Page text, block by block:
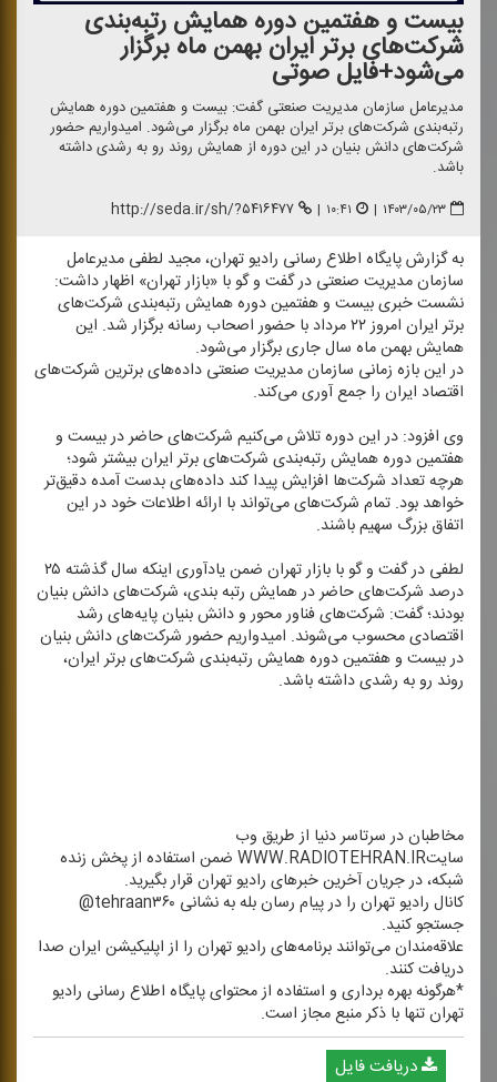
بیست و هفتمین دوره همایش رتبه‌بندی
شركت‌های برتر ایران بهمن ماه برگزار
می‌شود+فایل صوتی
مدیرعامل سازمان مدیریت صنعتی گفت: بیست و هفتمین دوره همایش
رتبه‌بندی شركت‌های برتر ایران بهمن ماه برگزار می‌شود. امیدواریم حضور
شركت‌های دانش بنیان در این دوره از همایش روند رو به رشدی داشته
باشد.
۱۴۰۳/۰۵/۲۳ | ۱۰:۴۱ | http://seda.ir/sh/?۵۴۱۶۴۷۷
به گزارش پایگاه اطلاع رسانی رادیو تهران، مجید لطفی مدیرعامل
سازمان مدیریت صنعتی در گفت و گو با «بازار تهران» اظهار داشت:
نشست خبری بیست و هفتمین دوره همایش رتبه‌بندی شركت‌های
برتر ایران امروز ۲۲ مرداد با حضور اصحاب رسانه برگزار شد. این
همایش بهمن ماه سال جاری برگزار می‌شود.
در این بازه زمانی سازمان مدیریت صنعتی داده‌های برترین شركت‌های
اقتصاد ایران را جمع آوری می‌كند.
وی افزود: در این دوره تلاش می‌كنیم شركت‌های حاضر در بیست و
هفتمین دوره همایش رتبه‌بندی شركت‌های برتر ایران بیشتر شود؛
هرچه تعداد شركت‌ها افزایش پیدا كند داده‌های بدست آمده دقیق‌تر
خواهد بود. تمام شركت‌های می‌تواند با ارائه اطلاعات خود در این
اتفاق بزرگ سهیم باشند.
لطفی در گفت و گو با بازار تهران ضمن یادآوری اینكه سال گذشته ۲۵
درصد شركت‌های حاضر در همایش رتبه بندی، شركت‌های دانش بنیان
بودند؛ گفت: شركت‌های فناور محور و دانش بنیان پایه‌های رشد
اقتصادی محسوب می‌شوند. امیدواریم حضور شركت‌های دانش بنیان
در بیست و هفتمین دوره همایش رتبه‌بندی شركت‌های برتر ایران،
روند رو به رشدی داشته باشد.
مخاطبان در سرتاسر دنیا از طریق وب
سایتWWW.RADIOTEHRAN.IR ضمن استفاده از پخش زنده
شبكه، در جریان آخرین خبرهای رادیو تهران قرار بگیرید.
كانال رادیو تهران را در پیام رسان بله به نشانی tehraan۳۶۰@
جستجو كنید.
علاقه‌مندان می‌توانند برنامه‌های رادیو تهران را از اپلیكیشن ایران صدا
دریافت كنند.
*هرگونه بهره برداری و استفاده از محتوای پایگاه اطلاع رسانی رادیو
تهران تنها با ذكر منبع مجاز است.
دریافت فایل